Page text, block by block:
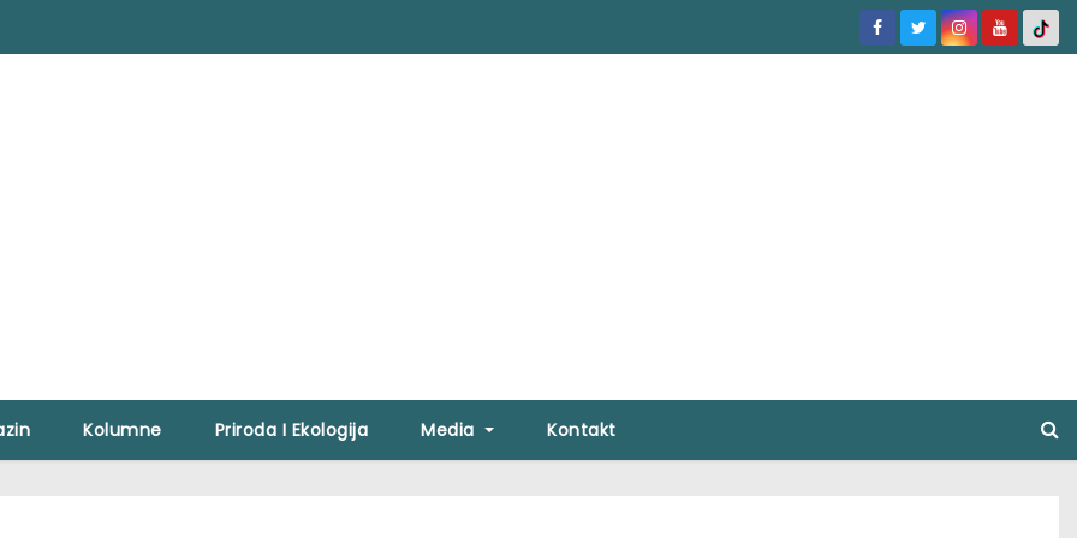
Kolumne Priroda I Ekologija Media Kontakt